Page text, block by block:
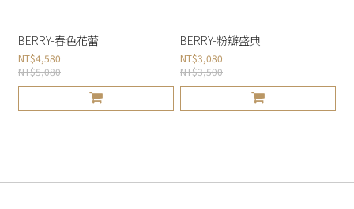
BERRY-春色花蕾
NT$4,580
NT$5,080
BERRY-粉瓣盛典
NT$3,080
NT$3,500